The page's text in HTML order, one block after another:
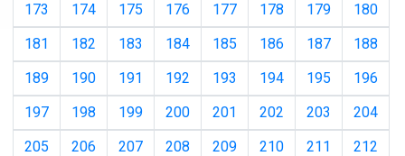
173
174 175 176 177 178 179
180
181
182 183 184 185 186 187
188
189
190 191 192 193 194 195
196
197
198 199 200 201 202 203
204
205
206 207 208 209 210 211
212